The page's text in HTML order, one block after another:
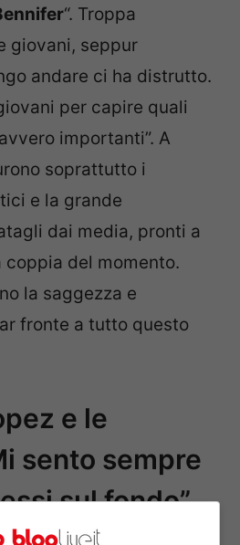
“. Troppa
giovani, seppur
andare ci ha distrutto.
per capire quali
importanti”. A
soprattutto i
e la grande
dai media, pronti a
coppia del momento.
la saggezza e
fronte a tutto questo
e le
sento sempre
sul fondo”